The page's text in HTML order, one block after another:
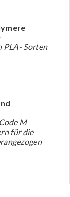
Sorten
M
für die